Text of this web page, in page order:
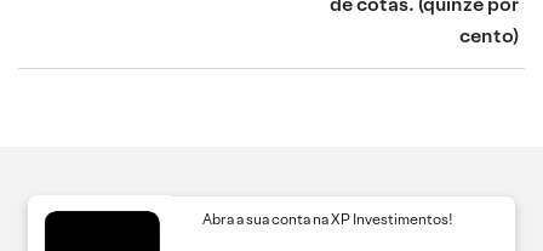
cento)
Abra a sua conta na XP Investimentos!